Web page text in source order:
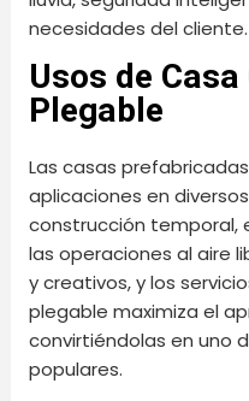
necesidades del cliente.
Usos de
Plegable
Las casas
aplicaciones en
construcción temporal,
las operaciones al aire
y creativos, y los
plegable maximiza el
convirtiéndolas en uno
populares.